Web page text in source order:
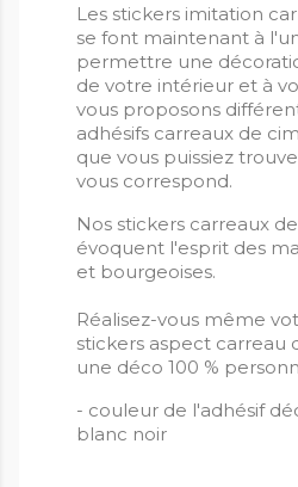
Les stickers imitation
se font maintenant à
permettre une
de votre intérieur et à
vous proposons
adhésifs carreaux de
que vous puissiez
vous correspond.
Nos stickers carreaux
évoquent l'esprit des
et bourgeoises.
Réalisez-vous même
stickers aspect carreau
une déco 100 %
- couleur de l'adhésif
blanc noir